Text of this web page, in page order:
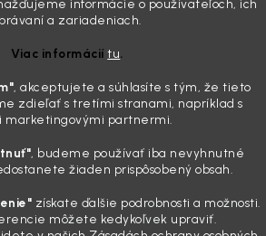
informácie o používateľoch, ich
a zariadeniach.
Viac informáciítu.
", akceptujete a súhlasíte s tým, že tieto
zdieľať s tretími stranami, napríklad s
marketingovými partnermi.
, budeme používať iba nevyhnutné
žiaden prispôsobený obsah.
získate ďalšie podrobnosti a možnosti.
môžete kedykoľvek upraviť.
7 overených vychytávok, ktoré z
na pohľady
ráno, slnko sa oprie do laku a vy namiesto
zaschnuté kvapky a kolesá čierne od
je to len stroj na presun z bodu A do
Vytvoril Shoptet